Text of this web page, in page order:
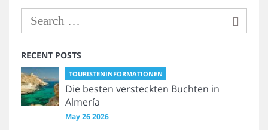
RECENT POSTS
TOURISTENINFORMATIONEN
Die besten versteckten Buchten in
Almería
May 26 2026